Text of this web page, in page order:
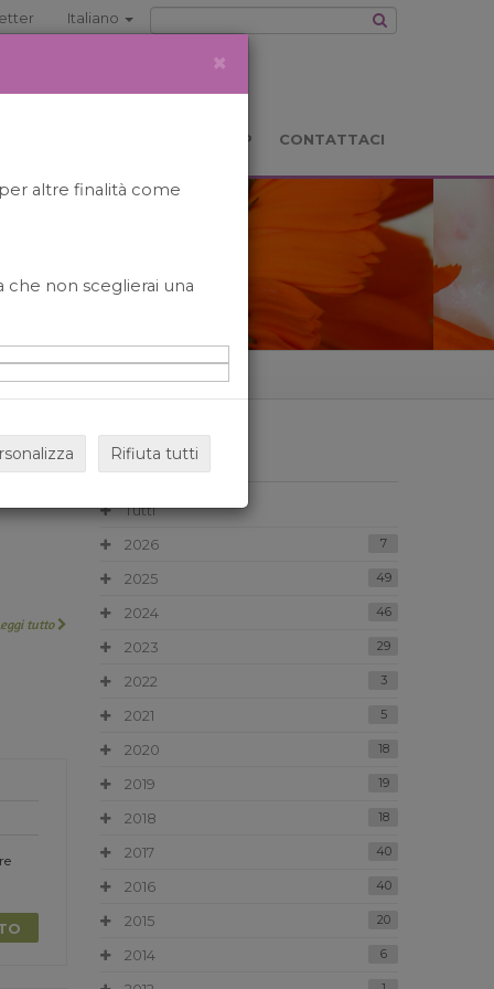
Italiano
BOOKSHOP CONTATTACI
tutto
ARCHIVIO
Tutti
2026
7
2025 49
2024 46
2023 29
2022 3
2021 5
2020 18
2019 19
2018 18
2017 40
2016 40
2015 20
2014 6
×
altre finalità come
che non sceglierai una
Rifiuta tutti